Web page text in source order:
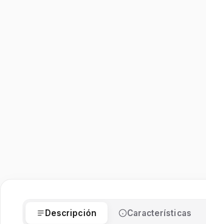
Descripción Características